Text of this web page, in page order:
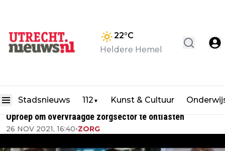
22°C
Heldere Hemel
Stadsnieuws 112 ▼ Kunst & Cultuur
Oproep om overvraagde zorgsector te ontlasten
26 NOV 2021, 16:40•ZORG